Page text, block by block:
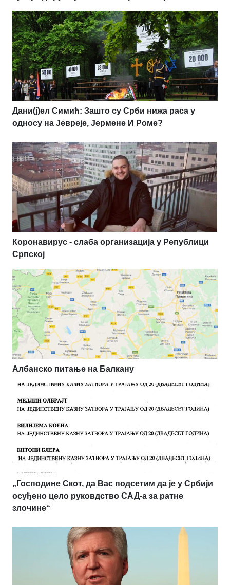
Дани(ј)ел Симић: Зашто су Срби нижа раса у
односу на Јевреје, Јермене И Роме?
Коронавирус - слаба организација у Републици
Српској
Албанско питање на Балкану
„Господине Скот, да Вас подсетим да је у Србији
осуђено цело руковдство САД-а за ратне
злочине“